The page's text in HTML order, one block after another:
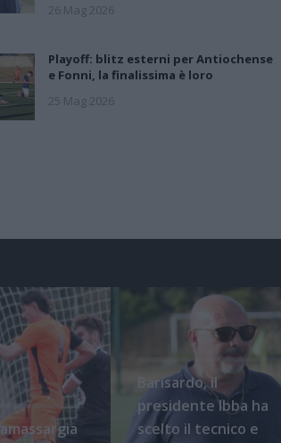
26 Mag 2026
Playoff: blitz esterni per Antiochense
e Fonni, la finalissima è loro
25 Mag 2026
Barisardo, il
presidente Ibba ha
scelto il tecnico e